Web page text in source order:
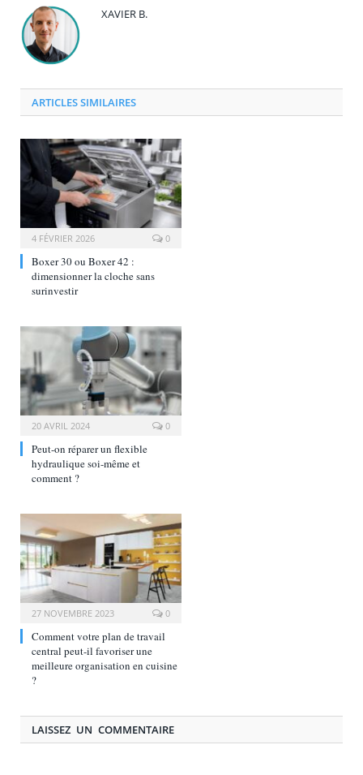
XAVIER B.
ARTICLES SIMILAIRES
4 FÉVRIER 2026 0
Boxer 30 ou Boxer 42 :
dimensionner la cloche sans
surinvestir
20 AVRIL 2024 0
Peut-on réparer un flexible
hydraulique soi-même et
comment ?
27 NOVEMBRE 2023 0
Comment votre plan de travail
central peut-il favoriser une
meilleure organisation en cuisine
?
LAISSEZ UN COMMENTAIRE